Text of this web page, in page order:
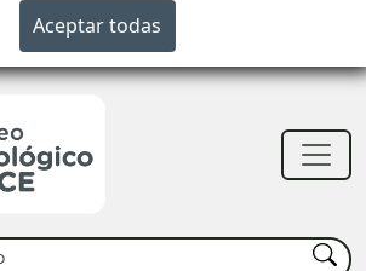
Buscar